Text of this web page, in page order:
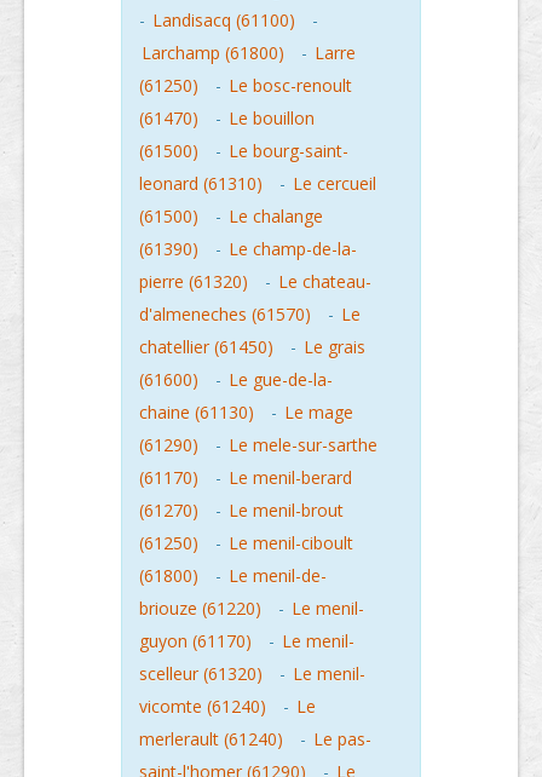
- Landisacq (61100)
-
Larchamp (61800)
- Larre
(61250)
- Le bosc-renoult
(61470)
- Le bouillon
(61500)
- Le bourg-saint-
leonard (61310)
- Le cercueil
(61500)
- Le chalange
(61390)
- Le champ-de-la-
pierre (61320)
- Le chateau-
d'almeneches (61570)
- Le
chatellier (61450)
- Le grais
(61600)
- Le gue-de-la-
chaine (61130)
- Le mage
(61290)
- Le mele-sur-sarthe
(61170)
- Le menil-berard
(61270)
- Le menil-brout
(61250)
- Le menil-ciboult
(61800)
- Le menil-de-
briouze (61220)
- Le menil-
guyon (61170)
- Le menil-
scelleur (61320)
- Le menil-
vicomte (61240)
- Le
merlerault (61240)
- Le pas-
saint-l'homer (61290)
- Le